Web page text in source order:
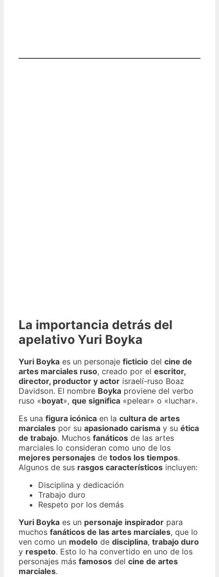
La importancia detrás del
apelativo Yuri Boyka
Yuri Boyka es un personaje ficticio del cine de
artes marciales ruso, creado por el escritor,
director, productor y actor israelí-ruso Boaz
Davidson. El nombre Boyka proviene del verbo
ruso «boyat», que significa «pelear» o «luchar».
Es una figura icónica en la cultura de artes
marciales por su apasionado carisma y su ética
de trabajo. Muchos fanáticos de las artes
marciales lo consideran como uno de los
mejores personajes de todos los tiempos.
Algunos de sus rasgos característicos incluyen:
Disciplina y dedicación
Trabajo duro
Respeto por los demás
Yuri Boyka es un personaje inspirador para
muchos fanáticos de las artes marciales, que lo
ven como un modelo de disciplina, trabajo duro
y respeto. Esto lo ha convertido en uno de los
personajes más famosos del cine de artes
marciales.